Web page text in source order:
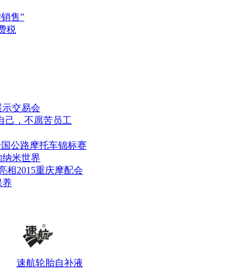
售”
税
交易会
己，不愿苦员工
公路摩托车锦标赛
米世界
相2015重庆摩配会
养
速航轮胎自补液